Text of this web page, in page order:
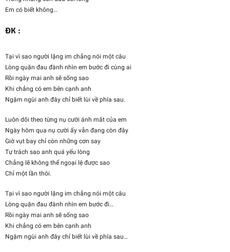
Em có biết không…
ĐK :
Tại vì sao người lặng im chẳng nói một câu
Lòng quặn đau đành nhìn em bước đi cùng ai
Rồi ngày mai anh sẽ sống sao
Khi chẳng có em bên cạnh anh
Ngậm ngùi anh đây chỉ biết lùi về phía sau.
Luôn dõi theo từng nụ cười ánh mắt của em
Ngày hôm qua nụ cười ấy vẫn đang còn đây
Giờ vụt bay chỉ còn những cơn say
Tự trách sao anh quá yếu lòng
Chẳng lẽ không thể ngoại lệ được sao
Chỉ một lần thôi.
Tại vì sao người lặng im chẳng nói một câu
Lòng quặn đau đành nhìn em bước đi…
Rồi ngày mai anh sẽ sống sao
Khi chẳng có em bên cạnh anh
Ngậm ngùi anh đây chỉ biết lùi về phía sau…